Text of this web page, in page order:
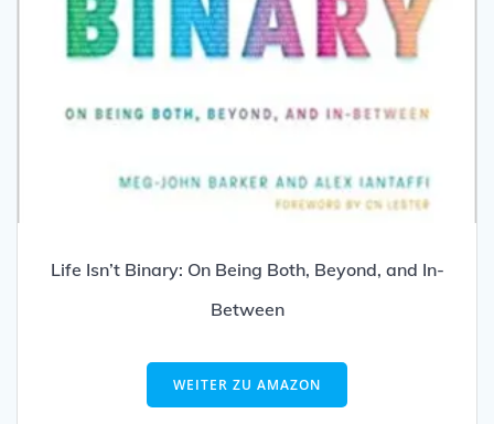
Life Isn’t Binary: On Being Both, Beyond, and In-
Between
WEITER ZU AMAZON